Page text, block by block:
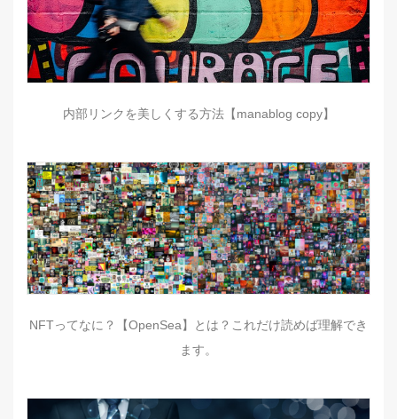
内部リンクを美しくする方法【manablog copy】
NFTってなに？【OpenSea】とは？これだけ読めば理解でき
ます。